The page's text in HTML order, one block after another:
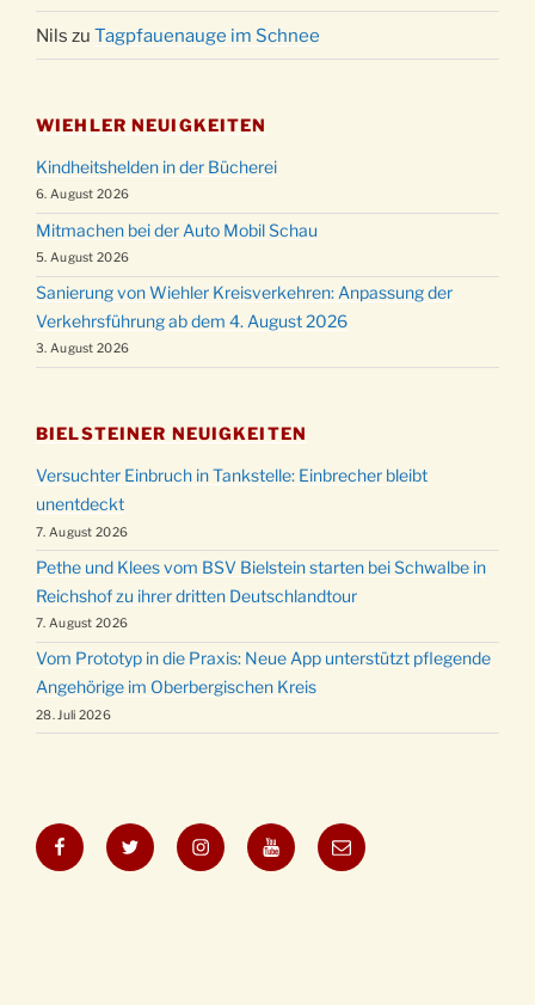
Nils zu Tagpfauenauge im Schnee
WIEHLER NEUIGKEITEN
Kindheitshelden in der Bücherei
6. August 2026
Mitmachen bei der Auto Mobil Schau
5. August 2026
Sanierung von Wiehler Kreisverkehren: Anpassung der
Verkehrsführung ab dem 4. August 2026
3. August 2026
BIELSTEINER NEUIGKEITEN
Versuchter Einbruch in Tankstelle: Einbrecher bleibt
unentdeckt
7. August 2026
Pethe und Klees vom BSV Bielstein starten bei Schwalbe in
Reichshof zu ihrer dritten Deutschlandtour
7. August 2026
Vom Prototyp in die Praxis: Neue App unterstützt pflegende
Angehörige im Oberbergischen Kreis
28. Juli 2026
FacebookTwitter InstagramYouTubeE-
Mail